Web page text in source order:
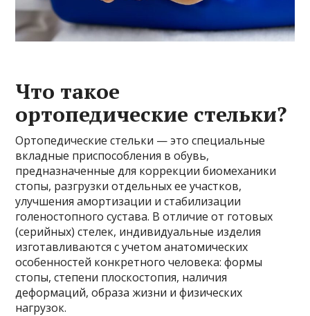
Что такое
ортопедические стельки?
Ортопедические стельки — это специальные
вкладные приспособления в обувь,
предназначенные для коррекции биомеханики
стопы, разгрузки отдельных ее участков,
улучшения амортизации и стабилизации
голеностопного сустава. В отличие от готовых
(серийных) стелек, индивидуальные изделия
изготавливаются с учетом анатомических
особенностей конкретного человека: формы
стопы, степени плоскостопия, наличия
деформаций, образа жизни и физических
нагрузок.